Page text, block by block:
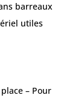
barreaux
utiles
– Pour